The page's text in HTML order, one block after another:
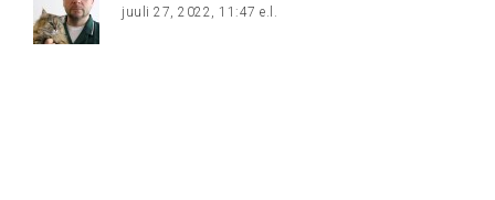
juuli 27, 2022, 11:47 e.l.